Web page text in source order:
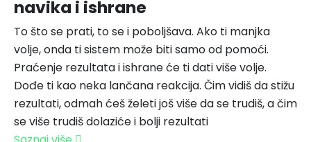
navika i ishrane​
To što se prati, to se i poboljšava. Ako ti manjka
volje, onda ti sistem može biti samo od pomoći.
Praćenje rezultata i ishrane će ti dati više volje.
Dođe ti kao neka lančana reakcija. Čim vidiš da stižu
rezultati, odmah ćeš želeti još više da se trudiš, a čim
se više trudiš dolaziće i bolji rezultati